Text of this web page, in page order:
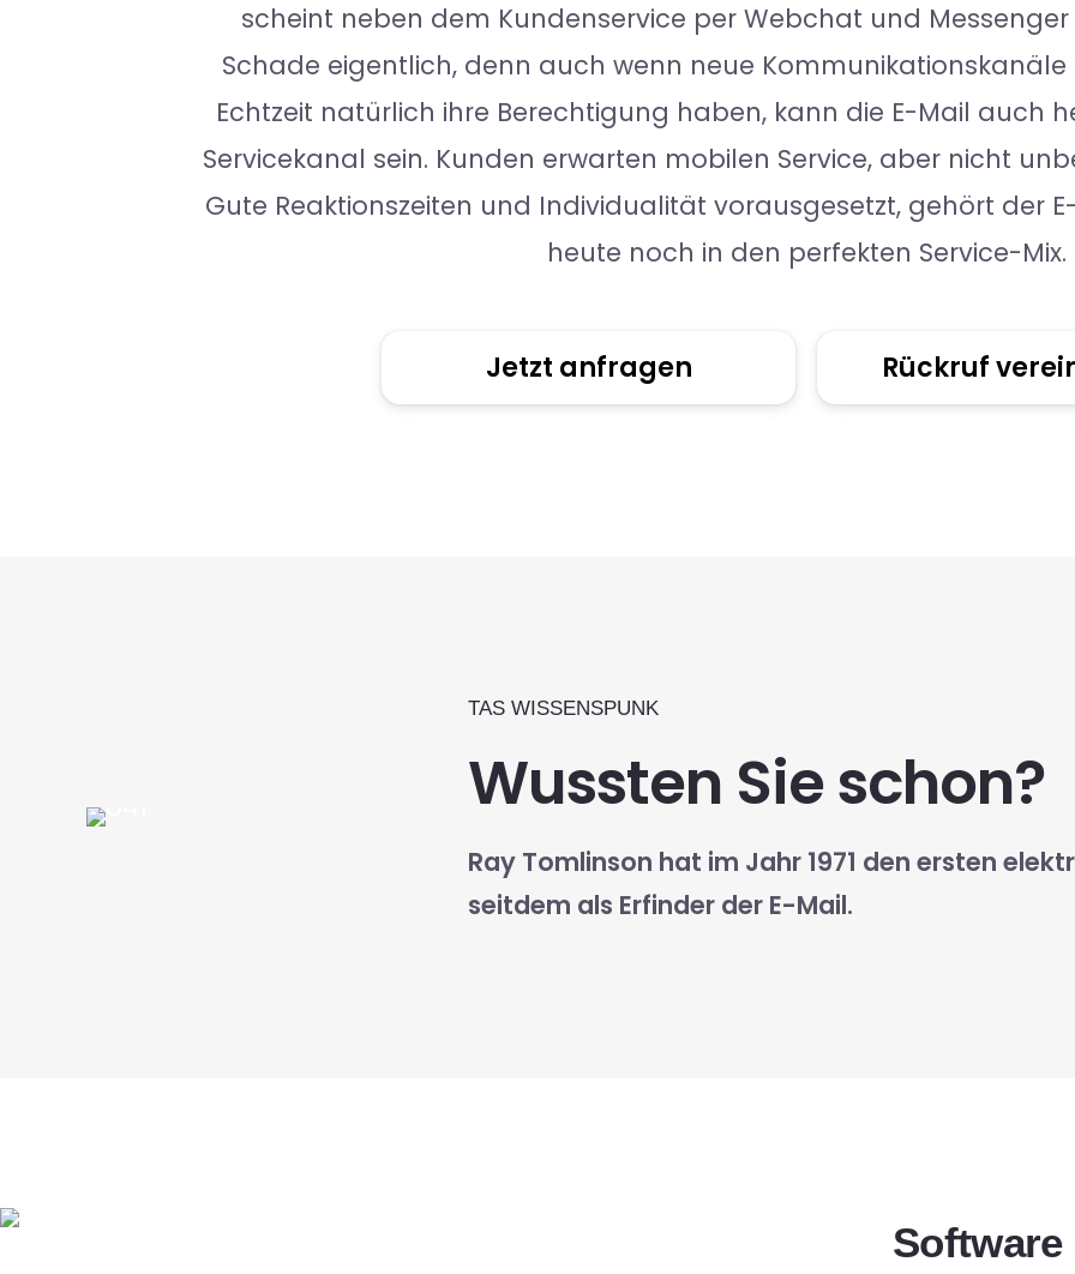
scheint neben dem Kundenservice per Webchat und
Schade eigentlich, denn auch wenn neue Kommunikationskanäle
Echtzeit natürlich ihre Berechtigung haben, kann die E-Mail auch
Servicekanal sein. Kunden erwarten mobilen Service, aber nicht
Gute Reaktionszeiten und Individualität vorausgesetzt, gehört der
heute noch in den perfekten Service-Mix.
Jetzt anfragen Rückruf
TAS WISSENSPUNK
Wussten Sie schon?
Ray Tomlinson hat im Jahr 1971 den ersten
seitdem als Erfinder der E-Mail.
Software